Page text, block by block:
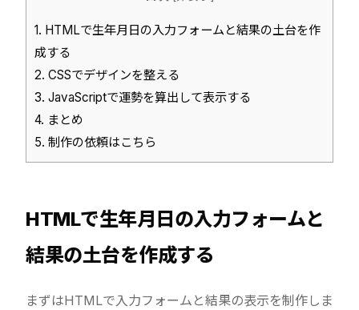
1. HTMLで生年月日の入力フォームと結果の土台を作
成する
2. CSSでデザインを整える
3. JavaScriptで運勢を算出して表示する
4. まとめ
5. 制作の依頼はこちら
HTMLで生年月日の入力フォームと
結果の土台を作成する
まずはHTMLで入力フォームと結果の表示を制作しま